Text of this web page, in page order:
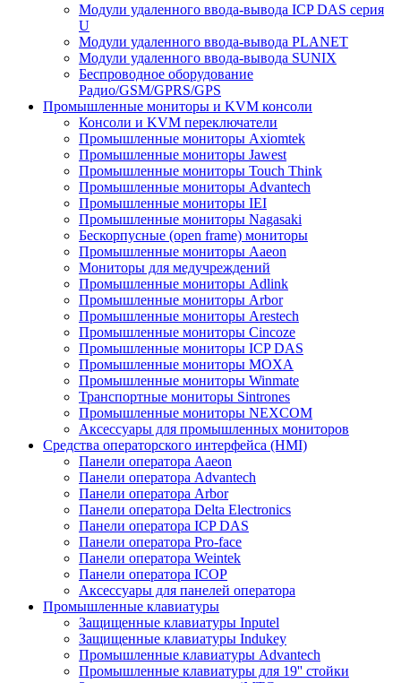
Модули удаленного ввода-вывода ICP DAS серия
U
Модули удаленного ввода-вывода PLANET
Модули удаленного ввода-вывода SUNIX
Беспроводное оборудование
Радио/GSM/GPRS/GPS
Промышленные мониторы и KVM консоли
Консоли и KVM переключатели
Промышленные мониторы Axiomtek
Промышленные мониторы Jawest
Промышленные мониторы Touch Think
Промышленные мониторы Advantech
Промышленные мониторы IEI
Промышленные мониторы Nagasaki
Бескорпусные (open frame) мониторы
Промышленные мониторы Aaeon
Мониторы для медучреждений
Промышленные мониторы Adlink
Промышленные мониторы Arbor
Промышленные мониторы Arestech
Промышленные мониторы Cincoze
Промышленные мониторы ICP DAS
Промышленные мониторы MOXA
Промышленные мониторы Winmate
Транспортные мониторы Sintrones
Промышленные мониторы NEXCOM
Аксессуары для промышленных мониторов
Средства операторского интерфейса (HMI)
Панели оператора Aaeon
Панели оператора Advantech
Панели оператора Arbor
Панели оператора Delta Electronics
Панели оператора ICP DAS
Панели оператора Pro-face
Панели оператора Weintek
Панели оператора ICOP
Аксессуары для панелей оператора
Промышленные клавиатуры
Защищенные клавиатуры Inputel
Защищенные клавиатуры Indukey
Промышленные клавиатуры Advantech
Промышленные клавиатуры для 19'' стойки